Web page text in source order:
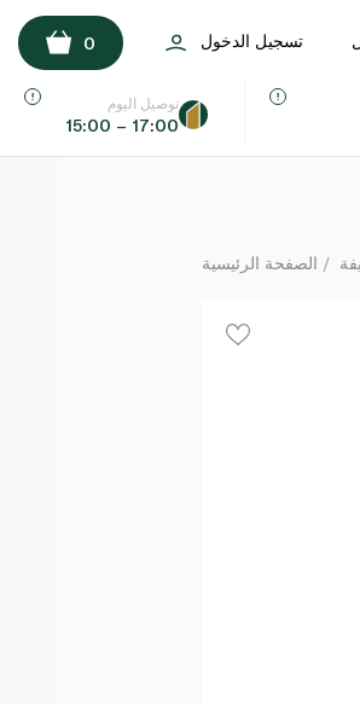
تسجيل الدخول 0
توصيل اليوم
15:00 – 17:00
بصلصة الطماطم 420جم
الصفحة الرئيسية